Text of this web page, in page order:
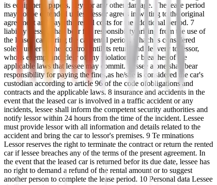
its equipment, papers, keys or any other damage. The lease period
may not be extended unless lessor agrees in writing to the original
agreement and pays the rental costs for the additional period. 7
liability Lessee shall bear full responsibility arising from the use of
the leased car during the car rental period. whach is considered
solely under his/her control until its return and delivery to lessor,
who is exempt and clear of any violations or breaches of the
applicable laws that lessee may commit. Lessee alone shall bear
responsibility for paying the fines,as he/she is considered the car's
custodian according to article 96 of the code ofobligations and
contracts and the applicable laws. 8 insurance and accidents in the
event that the leased car is involved in a traffic accident or any
incidents, lessee shall inform the competent security authorities and
notify lessor within 24 hours from the time of the incident. Lessee
must provide lessor with all information and details related to the
accident and bring the car to lessor's premises. 9 Te rminations
Lessor reserves the right to terminate the contract or return the rented
car if lessee breaches any of the terms of the present agreement. In
the event that the leased car is returned befor its due date, lessee has
no right to demand a refund of the rental amount or to suggest
another person to complete the lease period. 10 Personal data Lessee